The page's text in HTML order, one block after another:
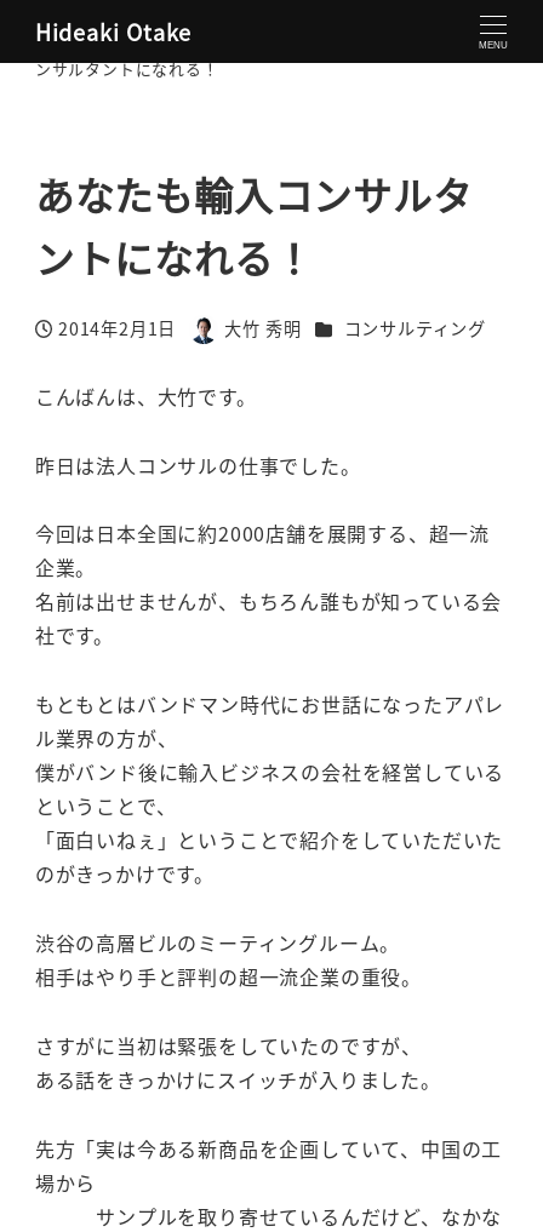
Hideaki Otake MENU
大竹秀明 公式サイト
あなたも輸入コ
ンサルタントになれる！
あなたも輸入コンサルタ
ントになれる！
投稿日
2014年2月1日
著
大竹 秀明 カテゴリー
コンサルティング
こんばんは、大竹です。
昨日は法人コンサルの仕事でした。
今回は日本全国に約2000店舗を展開する、超一流
企業。
名前は出せませんが、もちろん誰もが知っている会
社です。
もともとはバンドマン時代にお世話になったアパレ
ル業界の方が、
僕がバンド後に輸入ビジネスの会社を経営している
ということで、
「面白いねぇ」ということで紹介をしていただいた
のがきっかけです。
渋谷の高層ビルのミーティングルーム。
相手はやり手と評判の超一流企業の重役。
さすがに当初は緊張をしていたのですが、
ある話をきっかけにスイッチが入りました。
先方「実は今ある新商品を企画していて、中国の工
場から
サンプルを取り寄せているんだけど、なかな